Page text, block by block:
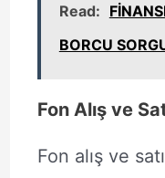
Read:
BORCU
Fon Alış ve
Fon alış ve